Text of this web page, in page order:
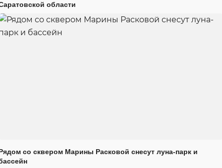
области
со сквером Марины Расковой снесут луна-парк и